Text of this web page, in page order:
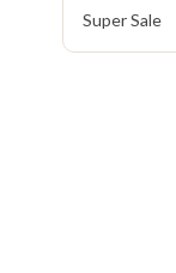
Super Sale